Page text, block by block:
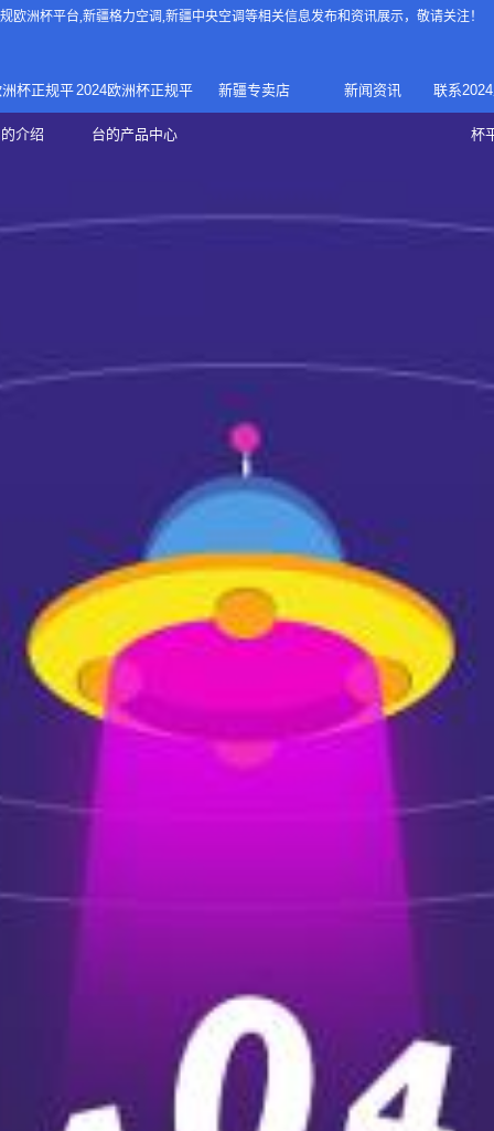
欧洲杯平台,新疆格力空调,新疆中央空调等相关信息发布和资讯展示，敬请关注！
杯正规平
介绍
正规欧洲
2024欧洲杯正规平
台的产品中心
家庭中央空调
家用空调
新疆专卖店 新闻资讯 联系
杯